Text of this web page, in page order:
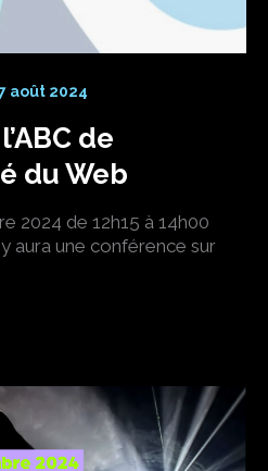
août 2024
de
du Web
2024 de 12h15 à 14h00
aura une conférence sur